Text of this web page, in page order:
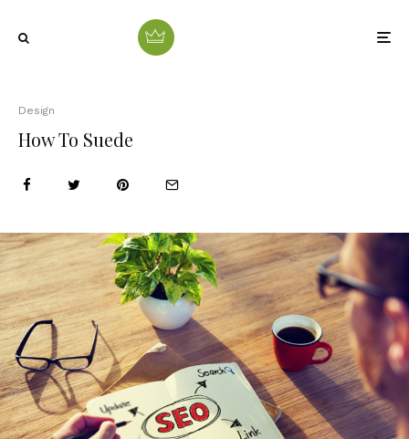
Design
How To Suede